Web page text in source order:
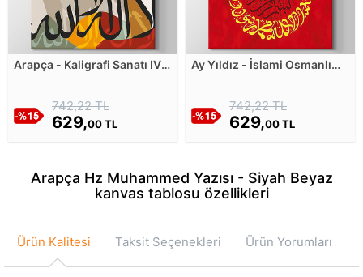
Arapça - Kaligrafi Sanatı IV
742,22 TL
629,00 TL
Ay Yıldız - İslami Osmanlı
742,22 TL
629,00 TL
Arapça Hz Muhammed Yazısı - Siyah Beyaz
kanvas tablosu özellikleri
Ürün Kalitesi Taksit Seçenekleri Ürün Yorumları